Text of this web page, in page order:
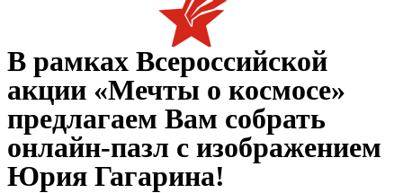
В рамках Всероссийской
акции «Мечты о космосе»
предлагаем Вам собрать
онлайн-пазл с изображением
Юрия Гагарина!